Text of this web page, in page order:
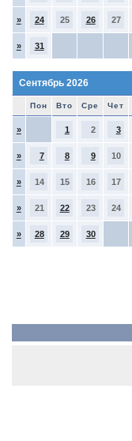
» 24 25 26 27
» 31
Сентябрь 2026
Пон Вто Сре Чет
» 1 2 3
» 7 8 9 10
» 14 15 16 17
» 21 22 23 24
» 28 29 30